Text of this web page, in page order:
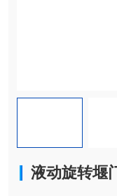
液动旋转堰